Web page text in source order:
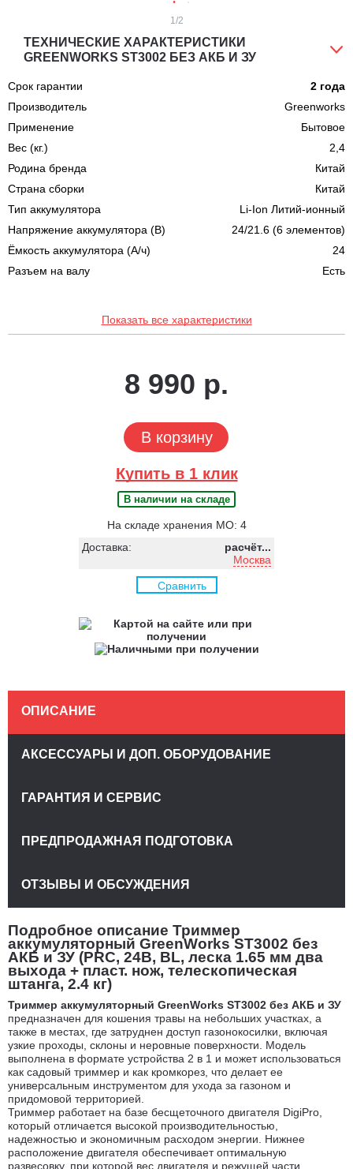
1 /2
ТЕХНИЧЕСКИЕ ХАРАКТЕРИСТИКИ
GREENWORKS ST3002 БЕЗ АКБ И ЗУ
Срок гарантии
2 года
Производитель
Greenworks
Применение
Бытовое
Вес (кг.)
2,4
Родина бренда
Китай
Страна сборки
Китай
Тип аккумулятора
Li-Ion Литий-ионный
Напряжение аккумулятора (В)
24/21.6 (6 элементов)
Ёмкость аккумулятора (А/ч)
24
Разъем на валу
Есть
Показать все характеристики
8 990 р.
В корзину
Купить в 1 клик
В наличии на складе
На складе хранения МО: 4
Доставка:
расчёт...
Москва
Сравнить
Подробное описание Триммер
аккумуляторный GreenWorks ST3002 без
АКБ и ЗУ (PRC, 24В, BL, леска 1.65 мм два
выхода + пласт. нож, телескопическая
штанга, 2.4 кг)
Триммер аккумуляторный GreenWorks ST3002 без АКБ и ЗУ
предназначен для кошения травы на небольших участках, а
также в местах, где затруднен доступ газонокосилки, включая
узкие проходы, склоны и неровные поверхности. Модель
выполнена в формате устройства 2 в 1 и может использоваться
как садовый триммер и как кромкорез, что делает ее
универсальным инструментом для ухода за газоном и
придомовой территорией.
Триммер работает на базе бесщеточного двигателя DigiPro,
который отличается высокой производительностью,
надежностью и экономичным расходом энергии. Нижнее
расположение двигателя обеспечивает оптимальную
развесовку, при которой вес двигателя и режущей части
ОПИСАНИЕ
АКСЕССУАРЫ И ДОП. ОБОРУДОВАНИЕ
ГАРАНТИЯ И СЕРВИС
ПРЕДПРОДАЖНАЯ ПОДГОТОВКА
ОТЗЫВЫ И ОБСУЖДЕНИЯ